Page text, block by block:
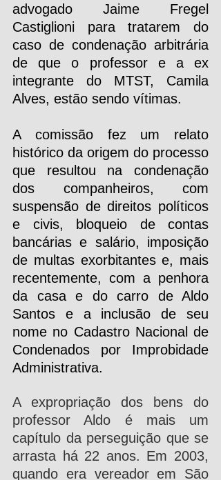
advogado Jaime Fregel
Castiglioni para tratarem do
caso de condenação arbitrária
de que o professor e a ex
integrante do MTST, Camila
Alves, estão sendo vítimas.
A comissão fez um relato
histórico da origem do processo
que resultou na condenação
dos companheiros, com
suspensão de direitos políticos
e civis, bloqueio de contas
bancárias e salário, imposição
de multas exorbitantes e, mais
recentemente, com a penhora
da casa e do carro de Aldo
Santos e a inclusão de seu
nome no Cadastro Nacional de
Condenados por Improbidade
Administrativa.
A expropriação dos bens do
professor Aldo é mais um
capítulo da perseguição que se
arrasta há 22 anos. Em 2003,
quando era vereador em São